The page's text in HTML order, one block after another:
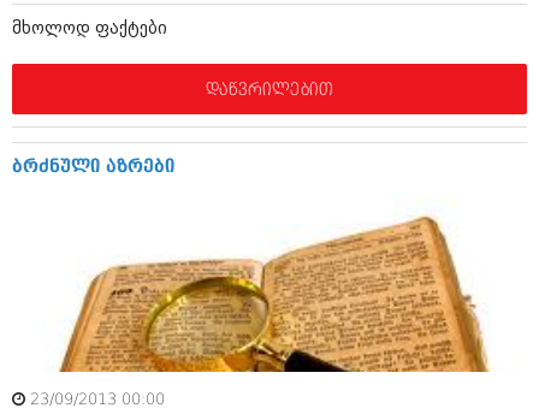
მაისი 2015 (194)
აპრილი 2015 (208)
მარტი 2015 (365)
თებერვალი 2015 (286)
დეკემბერი 2014 (342)
აგვისტო 2014 (248)
ივლისი 2014 (313)
ივნისი 2014 (366)
მაისი 2014 (313)
აპრილი 2014 (290)
მარტი 2014 (413)
თებერვალი 2014 (318)
მხოლოდ ფაქტები
დაწვრილებით
ბრძნული აზრები
23/09/2013 00:00